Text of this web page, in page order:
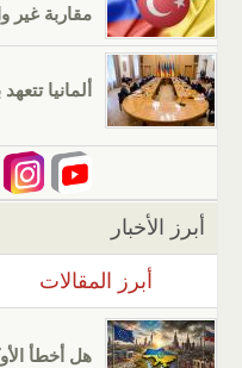
مقاربة غير
ألمانيا
أبرز الأخبار
أبرز المقالات
هل أخطأ